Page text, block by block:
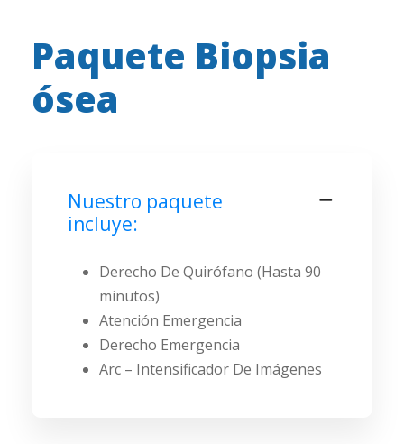
Paquete Biopsia
ósea
Nuestro paquete
incluye:
Derecho De Quirófano (Hasta 90
minutos)
Atención Emergencia
Derecho Emergencia
Arc – Intensificador De Imágenes